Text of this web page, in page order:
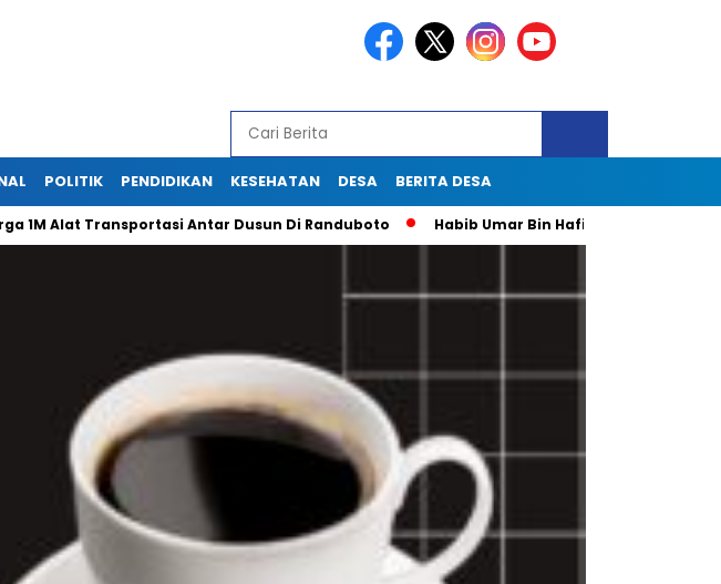
POLITIK PENDIDIKAN KESEHATAN DESA BERITA DESA
Transportasi Antar Dusun Di Randuboto Habib Umar Bin Hafidz Ingatkan Warga Gresik